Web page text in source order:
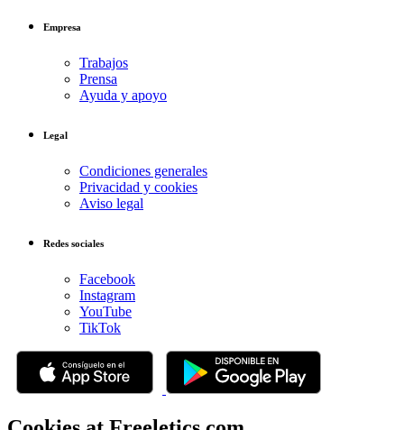
Empresa
Trabajos
Prensa
Ayuda y apoyo
Legal
Condiciones generales
Privacidad y cookies
Aviso legal
Redes sociales
Facebook
Instagram
YouTube
TikTok